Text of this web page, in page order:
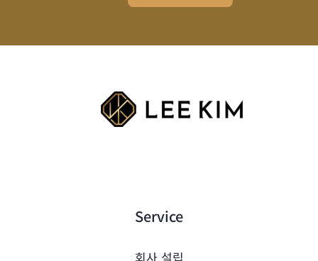
Service